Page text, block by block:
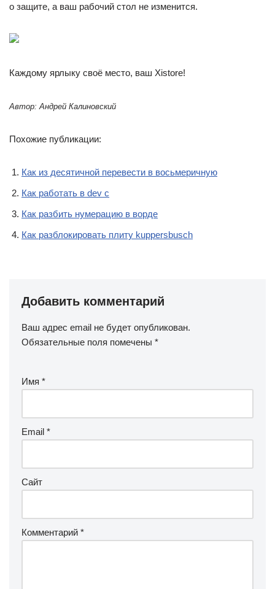
о защите, а ваш рабочий стол не изменится.
Каждому ярлыку своё место, ваш Xistore!
Автор: Андрей Калиновский
Похожие публикации:
Как из десятичной перевести в восьмеричную
Как работать в dev c
Как разбить нумерацию в ворде
Как разблокировать плиту kuppersbusch
Добавить комментарий
Ваш адрес email не будет опубликован.
Обязательные поля помечены *
Имя *
Email *
Сайт
Комментарий *